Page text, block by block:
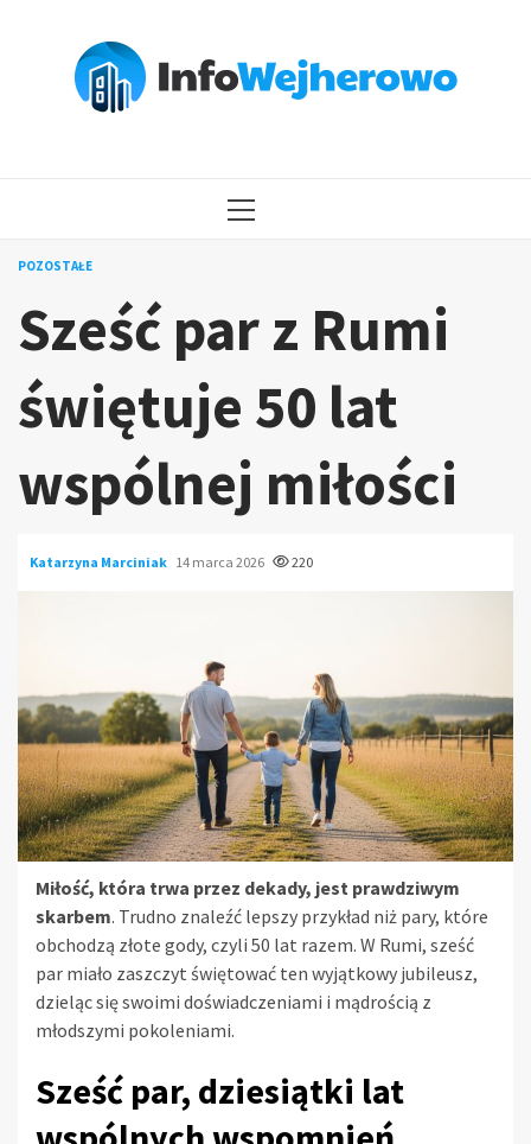
MENU
POZOSTAŁE
Sześć par z Rumi
świętuje 50 lat
wspólnej miłości
Katarzyna Marciniak 14 marca 2026 220
Miłość, która trwa przez dekady, jest prawdziwym
skarbem. Trudno znaleźć lepszy przykład niż pary, które
obchodzą złote gody, czyli 50 lat razem. W Rumi, sześć
par miało zaszczyt świętować ten wyjątkowy jubileusz,
dzieląc się swoimi doświadczeniami i mądrością z
młodszymi pokoleniami.
Sześć par, dziesiątki lat